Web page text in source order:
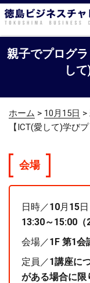
コ
ン
テ
ン
ツ
親子でプログ
し
ホーム > 10月15日 >
【ICT(愛して)学び
会場
日時／10月 15日
13:30～15:00（
会場／1F 第1会
定員／1講座に
がある場合に限